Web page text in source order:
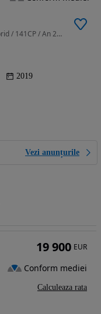
1580 cm3 • 141 CP • Hyundai / Kona / 1.6 Hybrid / 141CP / An 2019 / Euro 6 / Automată
2019
Vezi anunțurile
19 900 EUR
Conform mediei
Calculeaza rata